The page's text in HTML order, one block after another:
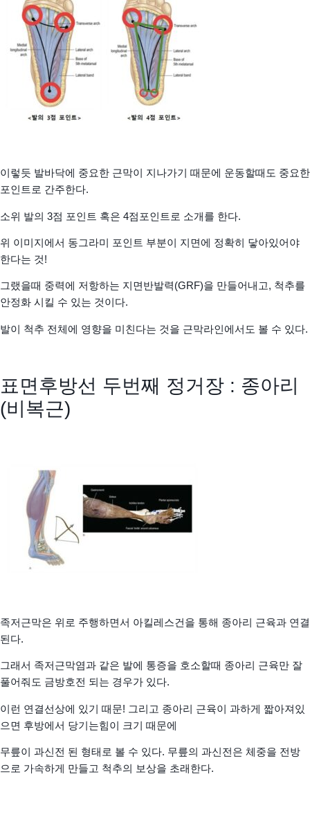
이렇듯 발바닥에 중요한 근막이 지나가기 때문에 운동할때도 중요한
포인트로 간주한다.
소위 발의 3점 포인트 혹은 4점포인트로 소개를 한다.
위 이미지에서 동그라미 포인트 부분이 지면에 정확히 닿아있어야
한다는 것!
그랬을때 중력에 저항하는 지면반발력(GRF)을 만들어내고, 척추를
안정화 시킬 수 있는 것이다.
발이 척추 전체에 영향을 미친다는 것을 근막라인에서도 볼 수 있다.
표면후방선 두번째 정거장 : 종아리
(비복근)
족저근막은 위로 주행하면서 아킬레스건을 통해 종아리 근육과 연결
된다.
그래서 족저근막염과 같은 발에 통증을 호소할때 종아리 근육만 잘
풀어줘도 금방호전 되는 경우가 있다.
이런 연결선상에 있기 때문! 그리고 종아리 근육이 과하게 짧아져있
으면 후방에서 당기는힘이 크기 때문에
무릎이 과신전 된 형태로 볼 수 있다. 무릎의 과신전은 체중을 전방
으로 가속하게 만들고 척추의 보상을 초래한다.